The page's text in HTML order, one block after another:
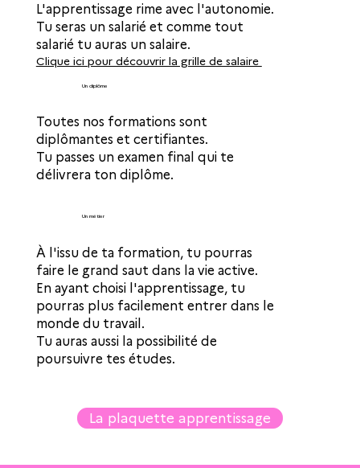
La plaquette apprentissage
L'apprentissage rime avec l'autonomie.
Tu seras un salarié et comme tout
salarié tu auras un salaire.
Clique ici pour découvrir la grille de salaire
Un diplôme
Toutes nos formations sont
diplômantes et certifiantes.
Tu passes un examen final qui te
délivrera ton diplôme.
Un métier
À l'issu de ta formation, tu pourras
faire le grand saut dans la vie active.
En ayant choisi l'apprentissage, tu
pourras plus facilement entrer dans le
monde du travail.
Tu auras aussi la possibilité de
poursuivre tes études.